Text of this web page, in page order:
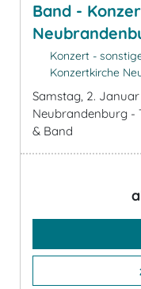
Band -
Konzert -
Konzertkirche
Samstag, 2.
Neubrandenburg -
& Band